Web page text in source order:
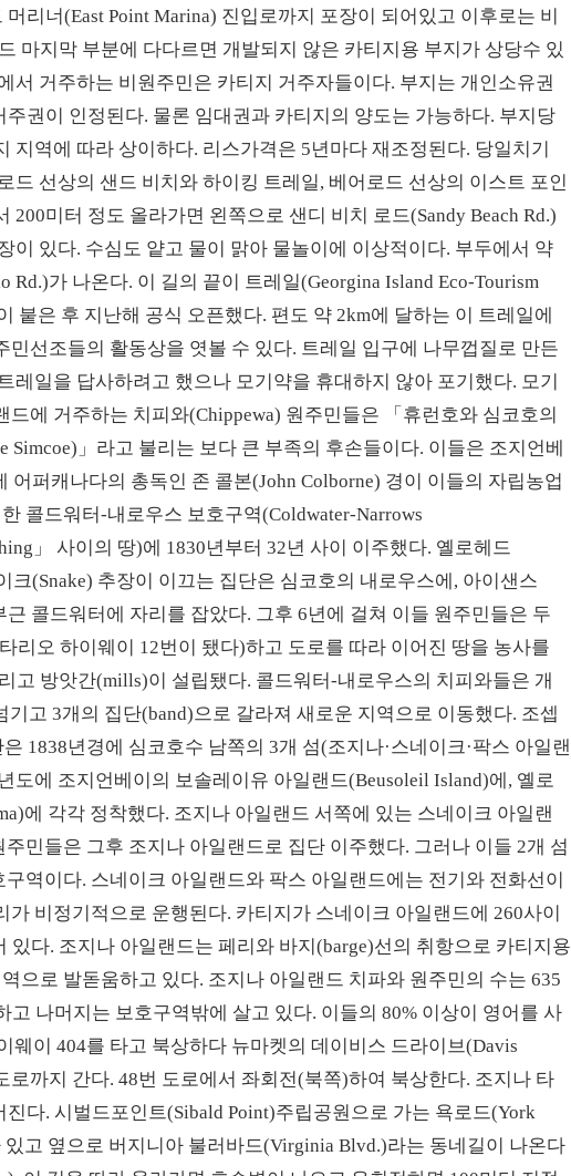
리너(East Point Marina) 진입로까지 포장이 되어있고 이후로는 비
마지막 부분에 다다르면 개발되지 않은 카티지용 부지가 상당수 있
서 거주하는 비원주민은 카티지 거주자들이다. 부지는 개인소유권
권이 인정된다. 물론 임대권과 카티지의 양도는 가능하다. 부지당
지역에 따라 상이하다. 리스가격은 5년마다 재조정된다. 당일치기
드 선상의 샌드 비치와 하이킹 트레일, 베어로드 선상의 이스트 포인
200미터 정도 올라가면 왼쪽으로 샌디 비치 로드(Sandy Beach Rd.)
이 있다. 수심도 얕고 물이 맑아 물놀이에 이상적이다. 부두에서 약
가 나온다. 이 길의 끝이 트레일(Georgina Island Eco-Tourism
붙은 후 지난해 공식 오픈했다. 편도 약 2km에 달하는 이 트레일에
선조들의 활동상을 엿볼 수 있다. 트레일 입구에 나무껍질로 만든
레일을 답사하려고 했으나 모기약을 휴대하지 않아 포기했다. 모기
에 거주하는 치피와(Chippewa) 원주민들은 「휴런호와 심코호의
Simcoe)」라고 불리는 보다 큰 부족의 후손들이다. 이들은 조지언베
어퍼캐나다의 총독인 존 콜본(John Colborne) 경이 이들의 자립농업
콜드워터-내로우스 보호구역(Coldwater-Narrows
」 사이의 땅)에 1830년부터 32년 사이 이주했다. 옐로헤드
크(Snake) 추장이 이끄는 집단은 심코호의 내로우스에, 아이샌스
콜드워터에 자리를 잡았다. 그후 6년에 걸쳐 이들 원주민들은 두
리오 하이웨이 12번이 됐다)하고 도로를 따라 이어진 땅을 농사를
고 방앗간(mills)이 설립됐다. 콜드워터-내로우스의 치피와들은 개
고 3개의 집단(band)으로 갈라져 새로운 지역으로 이동했다. 조셉
1838년경에 심코호수 남쪽의 3개 섬(조지나·스네이크·팍스 아일랜
도에 조지언베이의 보솔레이유 아일랜드(Beusoleil Island)에, 옐로
에 각각 정착했다. 조지나 아일랜드 서쪽에 있는 스네이크 아일랜
민들은 그후 조지나 아일랜드로 집단 이주했다. 그러나 이들 2개 섬
역이다. 스네이크 아일랜드와 팍스 아일랜드에는 전기와 전화선이
비정기적으로 운행된다. 카티지가 스네이크 아일랜드에 260사이
있다. 조지나 아일랜드는 페리와 바지(barge)선의 취항으로 카티지용
으로 발돋움하고 있다. 조지나 아일랜드 치파와 원주민의 수는 635
고 나머지는 보호구역밖에 살고 있다. 이들의 80% 이상이 영어를 사
웨이 404를 타고 북상하다 뉴마켓의 데이비스 드라이브(Davis
까지 간다. 48번 도로에서 좌회전(북쪽)하여 북상한다. 조지나 타
다. 시벌드포인트(Sibald Point)주립공원으로 가는 욕로드(York
고 옆으로 버지니아 불러바드(Virginia Blvd.)라는 동네길이 나온다